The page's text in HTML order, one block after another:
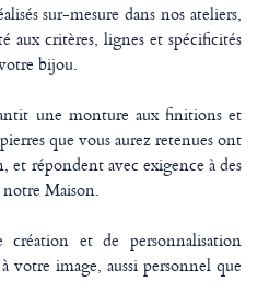
sur-mesure dans nos ateliers,
aux critères, lignes et spécificités
bijou.
une monture aux finitions et
que vous aurez retenues ont
répondent avec exigence à des
notre Maison.
et de personnalisation
image, aussi personnel que